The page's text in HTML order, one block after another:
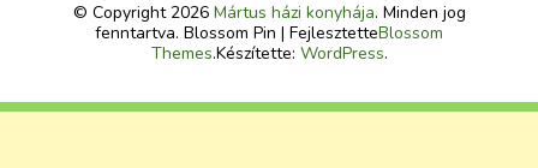
© Copyright 2026 Mártus házi konyhája. Minden jog
fenntartva. Blossom Pin | FejlesztetteBlossom
Themes.Készítette: WordPress.